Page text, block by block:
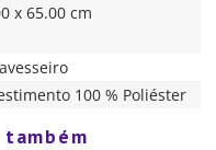
x 65.00 cm
100 % Poliéster